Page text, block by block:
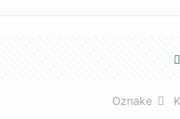
Oznake